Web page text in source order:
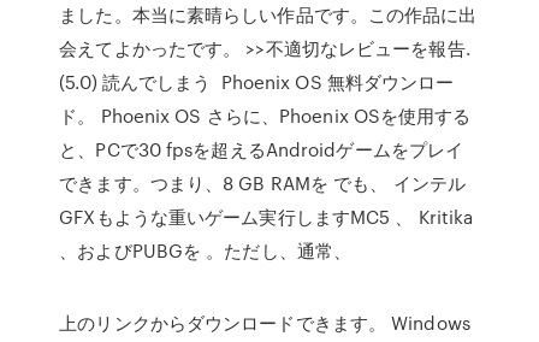
ました。本当に素晴らしい作品です。この作品に出
会えてよかったです。 >>不適切なレビューを報告.
(5.0) 読んでしまう Phoenix OS 無料ダウンロー
ド。 Phoenix OS さらに、Phoenix OSを使用する
と、PCで30 fpsを超えるAndroidゲームをプレイ
できます。つまり、8 GB RAMを でも、 インテル
GFXもような重いゲーム実行しますMC5 、 Kritika
、およびPUBGを 。ただし、通常、
上のリンクからダウンロードできます。 Windows